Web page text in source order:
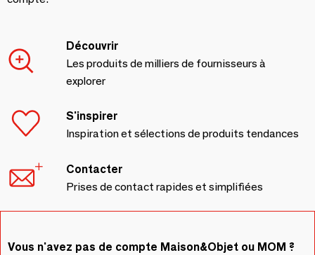
Découvrir
Les produits de milliers de fournisseurs à
explorer
S'inspirer
Inspiration et sélections de produits tendances
Contacter
Prises de contact rapides et simplifiées
Vous n'avez pas de compte Maison&Objet ou MOM ?